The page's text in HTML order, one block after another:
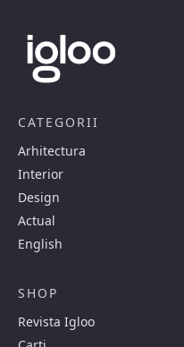
CATEGORII
Arhitectura
Interior
Design
Actual
English
SHOP
Revista Igloo